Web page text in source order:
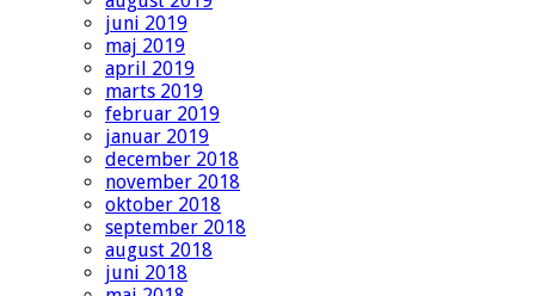
juni 2019
maj 2019
april 2019
marts 2019
februar 2019
januar 2019
december 2018
november 2018
oktober 2018
september 2018
august 2018
juni 2018